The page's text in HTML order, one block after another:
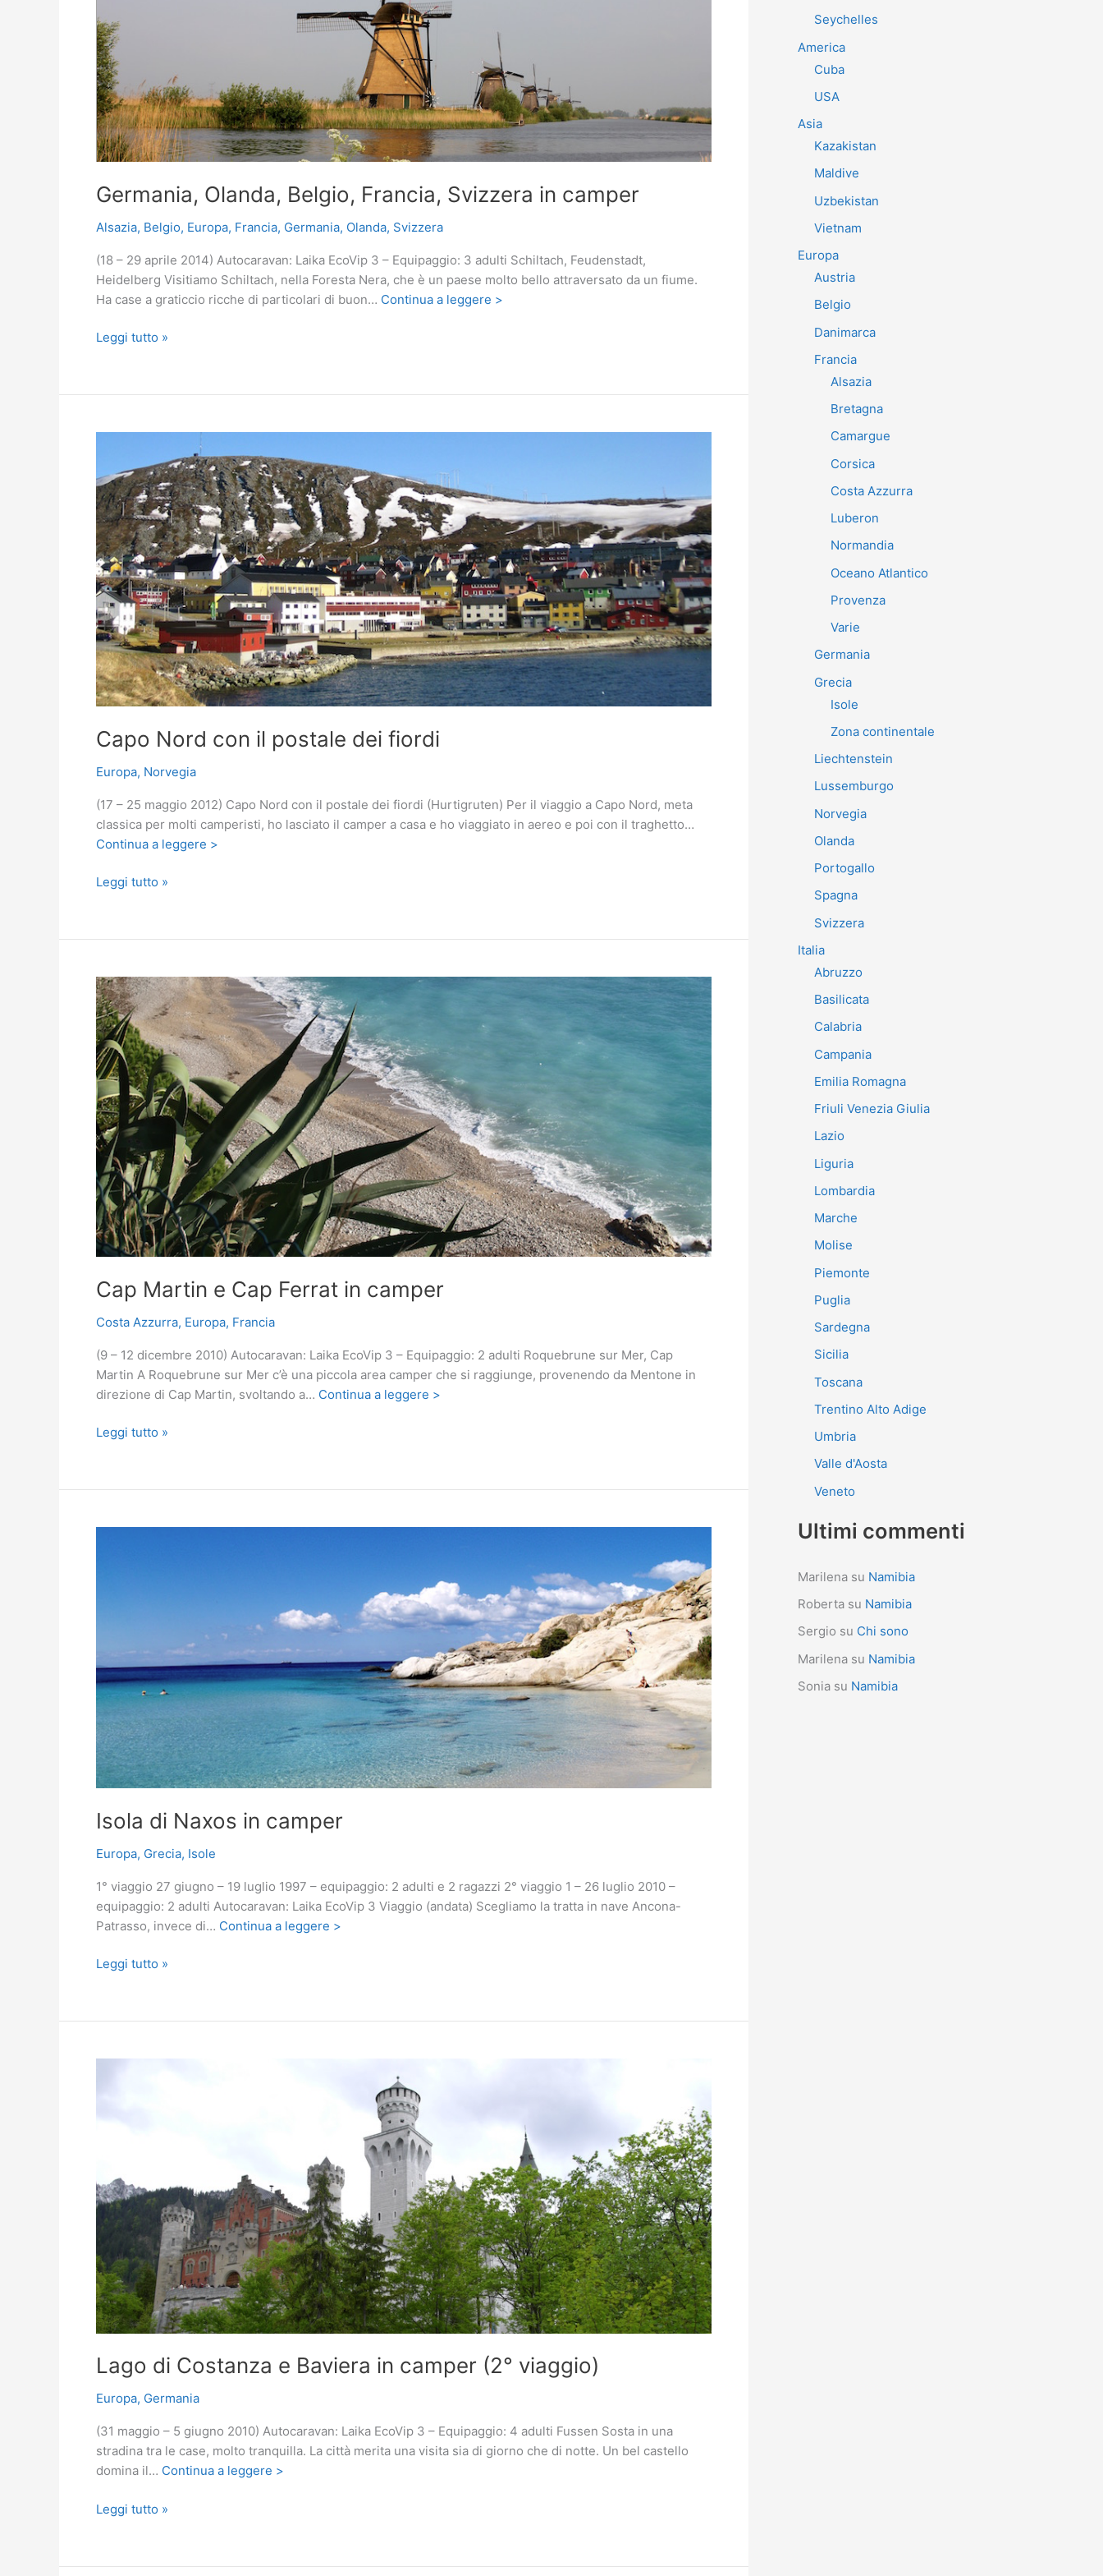
Germania, Olanda, Belgio, Francia, Svizzera in camper
Alsazia, Belgio, Europa, Francia, Germania, Olanda, Svizzera
(18 – 29 aprile 2014) Autocaravan: Laika EcoVip 3 – Equipaggio: 3 adulti Schiltach, Feudenstadt,
Heidelberg Visitiamo Schiltach, nella Foresta Nera, che è un paese molto bello attraversato da un fiume.
Ha case a graticcio ricche di particolari di buon… Continua a leggere >
Germania,
Francia,
in
Leggi tutto »
Capo Nord con il postale dei fiordi
Europa, Norvegia
(17 – 25 maggio 2012) Capo Nord con il postale dei fiordi (Hurtigruten) Per il viaggio a Capo Nord, meta
classica per molti camperisti, ho lasciato il camper a casa e ho viaggiato in aereo e poi con il traghetto…
Continua a leggere >
Capo
il
dei
fiordi
Leggi tutto »
Cap Martin e Cap Ferrat in camper
Costa Azzurra, Europa, Francia
(9 – 12 dicembre 2010) Autocaravan: Laika EcoVip 3 – Equipaggio: 2 adulti Roquebrune sur Mer, Cap
Martin A Roquebrune sur Mer c’è una piccola area camper che si raggiunge, provenendo da Mentone in
direzione di Cap Martin, svoltando a… Continua a leggere >
Cap
Cap
in
Leggi tutto »
Isola di Naxos in camper
Europa, Grecia, Isole
1° viaggio 27 giugno – 19 luglio 1997 – equipaggio: 2 adulti e 2 ragazzi 2° viaggio 1 – 26 luglio 2010 –
equipaggio: 2 adulti Autocaravan: Laika EcoVip 3 Viaggio (andata) Scegliamo la tratta in nave Ancona-
Patrasso, invece di… Continua a leggere >
Isola
in
Leggi tutto »
Lago di Costanza e Baviera in camper (2° viaggio)
Europa, Germania
(31 maggio – 5 giugno 2010) Autocaravan: Laika EcoVip 3 – Equipaggio: 4 adulti Fussen Sosta in una
stradina tra le case, molto tranquilla. La città merita una visita sia di giorno che di notte. Un bel castello
domina il… Continua a leggere >
Lago
e
Leggi tutto »
Seychelles
America
Cuba
USA
Asia
Kazakistan
Maldive
Uzbekistan
Vietnam
Europa
Austria
Belgio
Danimarca
Francia
Alsazia
Bretagna
Camargue
Corsica
Costa Azzurra
Luberon
Normandia
Oceano Atlantico
Provenza
Varie
Germania
Grecia
Isole
Zona continentale
Liechtenstein
Lussemburgo
Norvegia
Olanda
Portogallo
Spagna
Svizzera
Italia
Abruzzo
Basilicata
Calabria
Campania
Emilia Romagna
Friuli Venezia Giulia
Lazio
Liguria
Lombardia
Marche
Molise
Piemonte
Puglia
Sardegna
Sicilia
Toscana
Trentino Alto Adige
Umbria
Valle d'Aosta
Veneto
Ultimi commenti
Marilena su Namibia
Roberta su Namibia
Sergio su Chi sono
Marilena su Namibia
Sonia su Namibia